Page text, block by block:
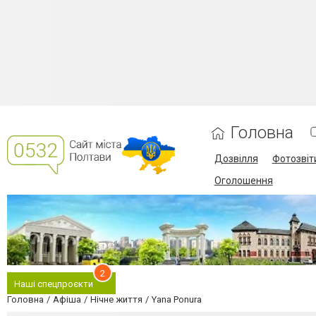
Головна
Дозвілля
Оголошення
Наші спецпроєкти
2
Головна Афіша Нічне життя Yana Ponura